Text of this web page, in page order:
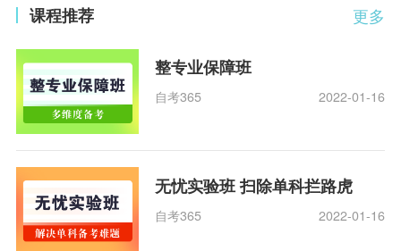
更多
课程推荐
整专业保障班
自考365 2022-01-16
无忧实验班 扫除单科拦路虎
自考365 2022-01-16